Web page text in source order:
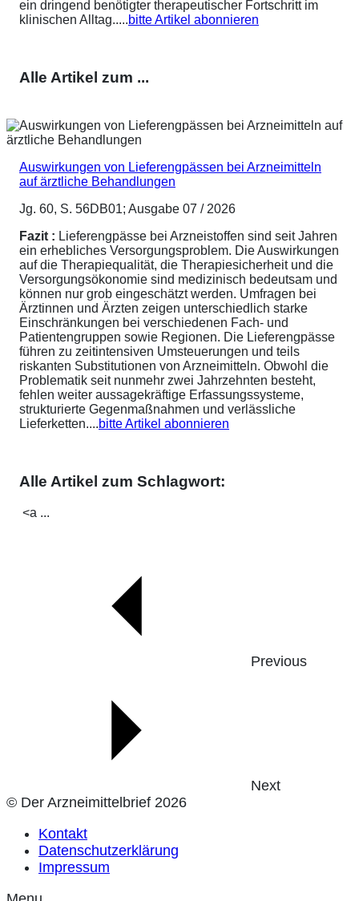
ein dringend benötigter therapeutischer Fortschritt im
klinischen Alltag.....bitte Artikel abonnieren
Alle Artikel zum ...
Auswirkungen von Lieferengpässen bei Arzneimitteln
auf ärztliche Behandlungen
Jg. 60, S. 56DB01; Ausgabe 07 / 2026
Fazit : Lieferengpässe bei Arzneistoffen sind seit Jahren
ein erhebliches Versorgungsproblem. Die Auswirkungen
auf die Therapiequalität, die Therapiesicherheit und die
Versorgungsökonomie sind medizinisch bedeutsam und
können nur grob eingeschätzt werden. Umfragen bei
Ärztinnen und Ärzten zeigen unterschiedlich starke
Einschränkungen bei verschiedenen Fach- und
Patientengruppen sowie Regionen. Die Lieferengpässe
führen zu zeitintensiven Umsteuerungen und teils
riskanten Substitutionen von Arzneimitteln. Obwohl die
Problematik seit nunmehr zwei Jahrzehnten besteht,
fehlen weiter aussagekräftige Erfassungssysteme,
strukturierte Gegenmaßnahmen und verlässliche
Lieferketten....bitte Artikel abonnieren
Alle Artikel zum Schlagwort:
<a ...
Previous
Next
© Der Arzneimittelbrief 2026
Kontakt
Datenschutzerklärung
Impressum